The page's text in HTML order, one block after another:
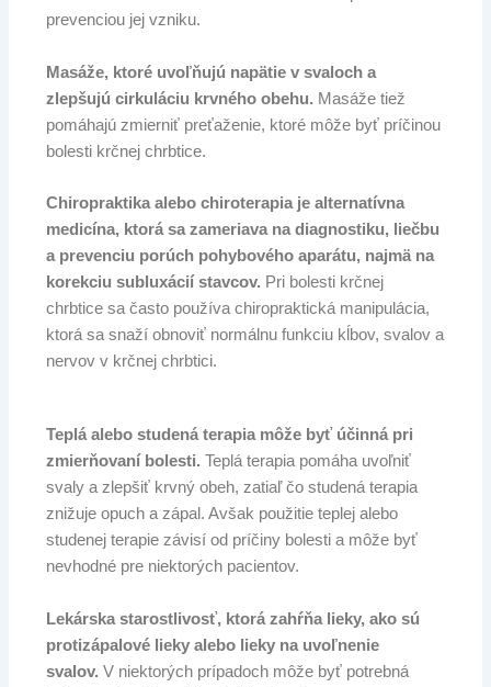
prevenciou jej vzniku.
Masáže, ktoré uvoľňujú napätie v svaloch a
zlepšujú cirkuláciu krvného obehu. Masáže tiež
pomáhajú zmierniť preťaženie, ktoré môže byť príčinou
bolesti krčnej chrbtice.
Chiropraktika alebo chiroterapia je alternatívna
medicína, ktorá sa zameriava na diagnostiku, liečbu
a prevenciu porúch pohybového aparátu, najmä na
korekciu subluxácií stavcov. Pri bolesti krčnej
chrbtice sa často používa chiropraktická manipulácia,
ktorá sa snaží obnoviť normálnu funkciu kĺbov, svalov a
nervov v krčnej chrbtici.
Teplá alebo studená terapia môže byť účinná pri
zmierňovaní bolesti. Teplá terapia pomáha uvoľniť
svaly a zlepšiť krvný obeh, zatiaľ čo studená terapia
znižuje opuch a zápal. Avšak použitie teplej alebo
studenej terapie závisí od príčiny bolesti a môže byť
nevhodné pre niektorých pacientov.
Lekárska starostlivosť, ktorá zahŕňa lieky, ako sú
protizápalové lieky alebo lieky na uvoľnenie
svalov. V niektorých prípadoch môže byť potrebná